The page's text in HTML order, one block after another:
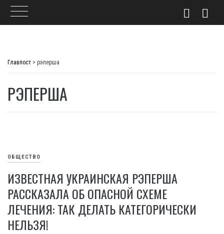
Главпост > рэперша
РЭПЕРША
ОБЩЕСТВО
ИЗВЕСТНАЯ УКРАИНСКАЯ РЭПЕРША
РАССКАЗАЛА ОБ ОПАСНОЙ СХЕМЕ
ЛЕЧЕНИЯ: ТАК ДЕЛАТЬ КАТЕГОРИЧЕСКИ
НЕЛЬЗЯ!